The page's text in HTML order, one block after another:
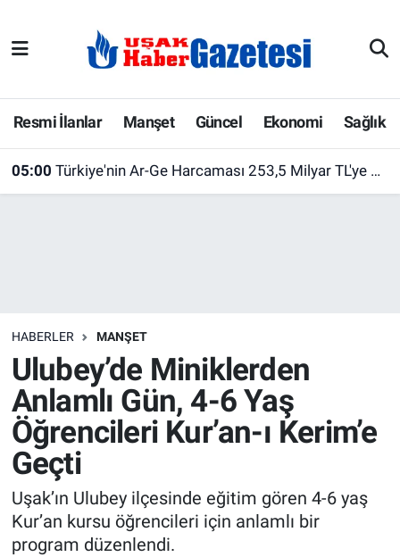
Resmi İlanlar Manşet Güncel Ekonomi Sağlık
05:00 Türkiye'nin Ar-Ge Harcaması 253,5 Milyar TL'ye Ulaştı! Üniversiteler İlk Sırada Yer Aldı
HABERLER MANŞET
Ulubey’de Miniklerden
Anlamlı Gün, 4-6 Yaş
Öğrencileri Kur’an-ı Kerim’e
Geçti
Uşak’ın Ulubey ilçesinde eğitim gören 4-6 yaş
Kur’an kursu öğrencileri için anlamlı bir
program düzenlendi.
E-Gazete
Ekonomi
Köşe Yazarları
Kültür Sanat
Manşet
Resmi İlanlar
Sağlık
Uşak Hava Durumu
Uşak Trafik Yoğunluk Haritası